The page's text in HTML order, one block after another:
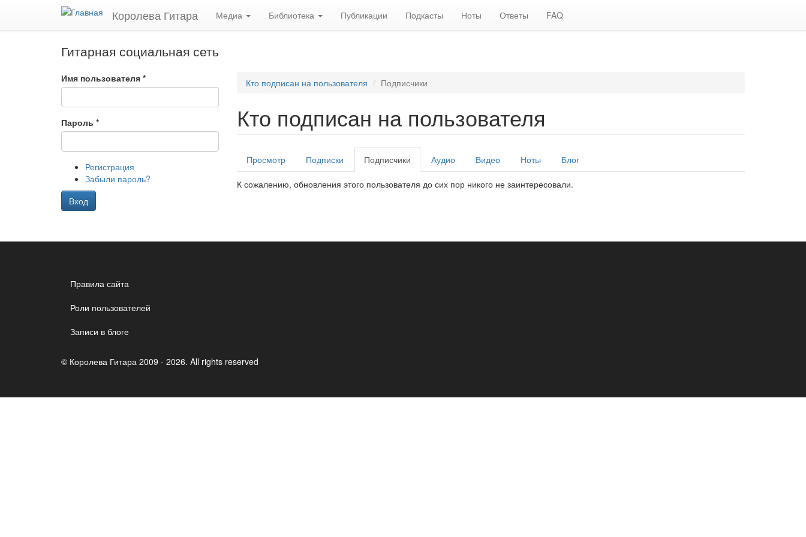
Королева Гитара Медиа Библиотека Публикации Подкасты Ноты Ответы FAQ
Гитарная социальная сеть
Имя пользователя *
Пароль *
Регистрация
Забыли пароль?
Вход
Кто подписан на пользователя Подписчики
Кто подписан на пользователя
Главные
вкладки
Просмотр Подписки Подписчики (активная
вкладка)
Аудио Видео Ноты Блог
К сожалению, обновления этого пользователя до сих пор никого не заинтересовали.
Правила сайта
Роли пользователей
Записи в блоге
© Королева Гитара 2009 - 2026. All rights reserved